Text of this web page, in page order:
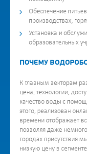
Обеспечение
производствах,
Установка и
образовательных
ПОЧЕМУ
К главным векторам
цена, технологии,
качество воды с
этого, реализован
времени отображает
позволяя даже
городах присутствия
низкую цену в